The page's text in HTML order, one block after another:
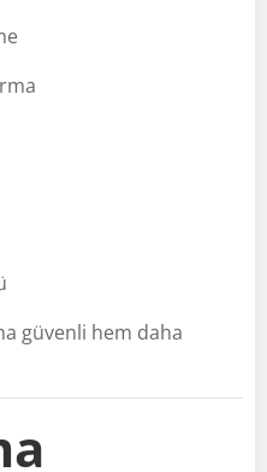
güvenli hem daha